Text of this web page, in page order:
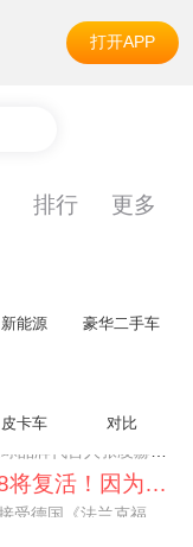
打开APP
排行 更多
新能源 豪华二手车
皮卡车 对比阿维塔07L限时权益价21.99万起，张凌赫成首位车主
保时捷CEO证实：纯电718将复活！因为奥迪需要